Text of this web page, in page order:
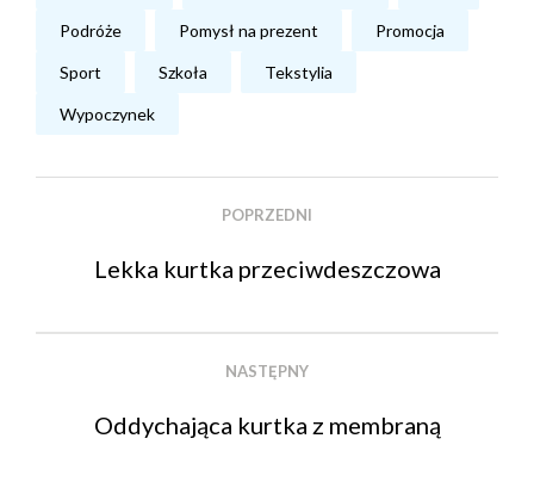
Podróże Pomysł na prezent Promocja
Sport Szkoła Tekstylia
Wypoczynek
POPRZEDNI
Lekka kurtka przeciwdeszczowa
NASTĘPNY
Oddychająca kurtka z membraną